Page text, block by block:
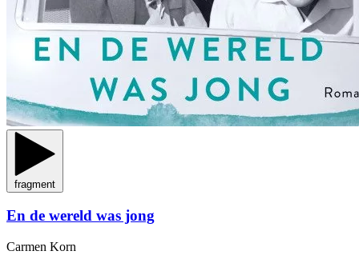
fragment
En de wereld was jong
Carmen Korn